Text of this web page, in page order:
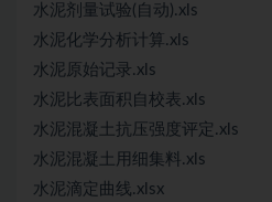
水泥剂量试验(自动).xls
水泥化学分析计算.xls
水泥原始记录.xls
水泥比表面积自校表.xls
水泥混凝土抗压强度评定.xls
水泥混凝土用细集料.xls
水泥滴定曲线.xlsx